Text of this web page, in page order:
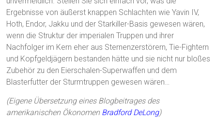
Ergebnisse von äußerst knappen Schlachten wie Yavin IV,
Hoth, Endor, Jakku und der Starkiller-Basis gewesen wären,
wenn die Struktur der imperialen Truppen und ihrer
Nachfolger im Kern eher aus Sternenzerstörern, Tie-Fightern
und Kopfgeldjägern bestanden hätte und sie nicht nur bloßes
Zubehör zu den Eierschalen-Superwaffen und dem
Blasterfutter der Sturmtruppen gewesen wären…
(Eigene Übersetzung eines Blogbeitrages des
amerikanischen Ökonomen Bradford DeLong)